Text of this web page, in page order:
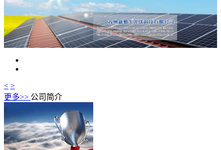
< >
更多>> 公司简介